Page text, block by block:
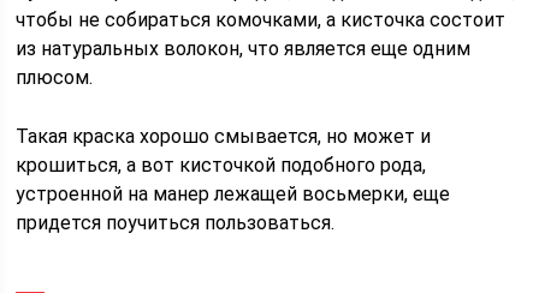
чтобы не собираться комочками, а кисточка состоит
из натуральных волокон, что является еще одним
плюсом.
Такая краска хорошо смывается, но может и
крошиться, а вот кисточкой подобного рода,
устроенной на манер лежащей восьмерки, еще
придется поучиться пользоваться.